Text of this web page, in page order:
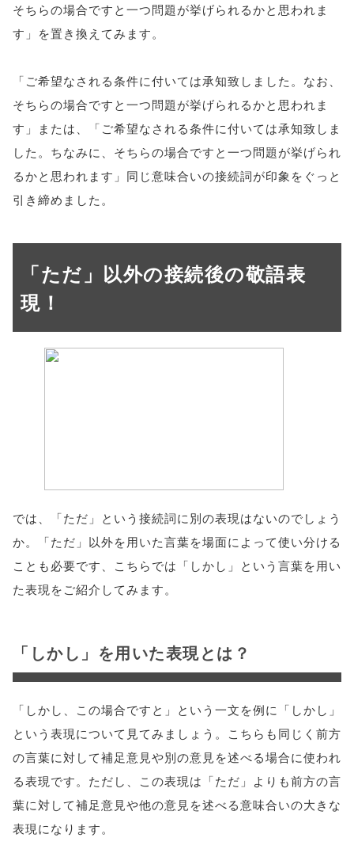
そちらの場合ですと一つ問題が挙げられるかと思われま
す」を置き換えてみます。
「ご希望なされる条件に付いては承知致しました。なお、
そちらの場合ですと一つ問題が挙げられるかと思われま
す」または、「ご希望なされる条件に付いては承知致しま
した。ちなみに、そちらの場合ですと一つ問題が挙げられ
るかと思われます」同じ意味合いの接続詞が印象をぐっと
引き締めました。
「ただ」以外の接続後の敬語表
現！
では、「ただ」という接続詞に別の表現はないのでしょう
か。「ただ」以外を用いた言葉を場面によって使い分ける
ことも必要です、こちらでは「しかし」という言葉を用い
た表現をご紹介してみます。
「しかし」を用いた表現とは？
「しかし、この場合ですと」という一文を例に「しかし」
という表現について見てみましょう。こちらも同じく前方
の言葉に対して補足意見や別の意見を述べる場合に使われ
る表現です。ただし、この表現は「ただ」よりも前方の言
葉に対して補足意見や他の意見を述べる意味合いの大きな
表現になります。